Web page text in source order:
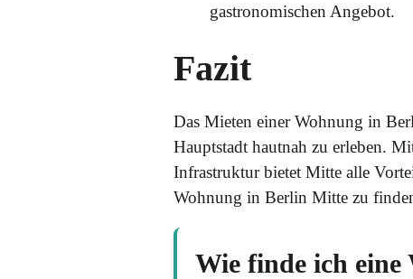
gastronomischen Angebot.
Fazit
Das Mieten einer Wohnung in
Hauptstadt hautnah zu erleben.
Infrastruktur bietet Mitte alle
Wohnung in Berlin Mitte zu
Wie finde ich